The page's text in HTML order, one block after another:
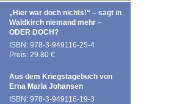
„Hier war doch nichts!“ – sagt in
Waldkirch niemand mehr –
ODER DOCH?
ISBN: 978-3-949116-25-4
Preis: 29.80 €
Aus dem Kriegstagebuch von
Erna Maria Johansen
ISBN: 978-3-949116-19-3